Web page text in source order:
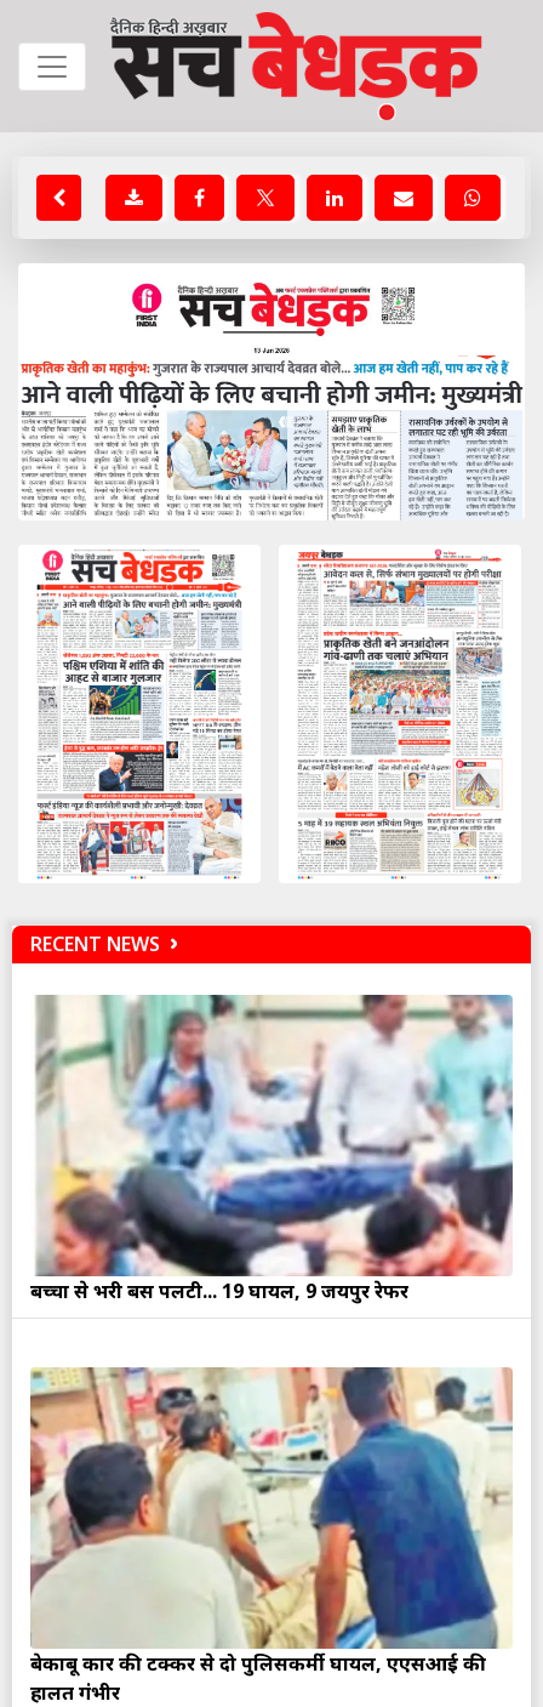
RECENT NEWS
बच्चों से भरी बस पलटी... 19 घायल, 9 जयपुर रेफर
बेकाबू कार की टक्कर से दो पुलिसकर्मी घायल, एएसआई की
हालत गंभीर